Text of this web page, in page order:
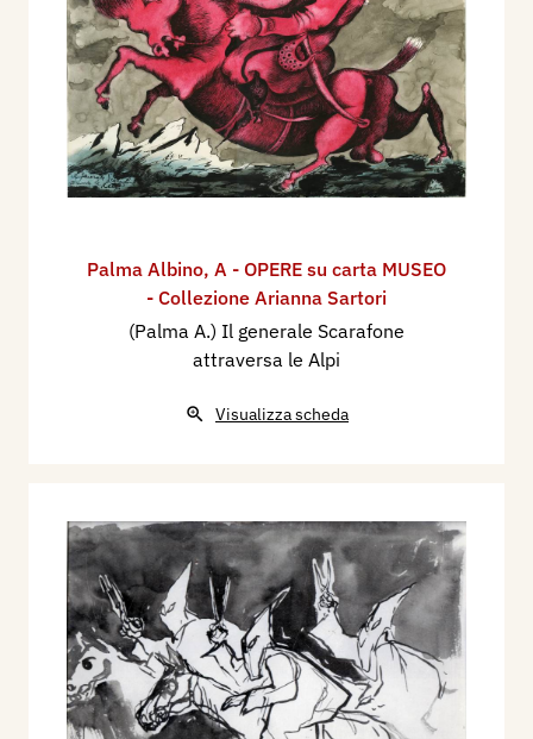
Palma Albino, A - OPERE su carta MUSEO
- Collezione Arianna Sartori
(Palma A.) Il generale Scarafone
attraversa le Alpi
Visualizza scheda